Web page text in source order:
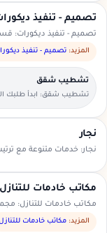
تصميم - تنفيذ
تصميم - تنفيذ ديكورات:
المزيد: تصميم - تنفيذ
تشطيب شقق
تشطيب شقق: ابدأ طلبك
بسيطة وواضحة.
نجار
نجار: خدمات متنوعة مع
مكاتب خادمات للتنازل
مكاتب خادمات للتنازل:
المزيد: مكاتب خادمات